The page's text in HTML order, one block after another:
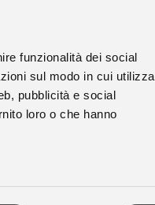
funzionalità dei social
sul modo in cui utilizza
pubblicità e social
loro o che hanno